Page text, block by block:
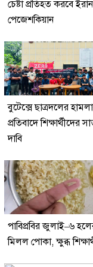
চেষ্টা প্রতিহত করবে
পেজেশকিয়ান
বুটেক্সে ছাত্রদলের
প্রতিবাদে শিক্ষার্থীদের
দাবি
পাবিপ্রবির জুলাই–৬
মিলল পোকা, ক্ষুব্ধ